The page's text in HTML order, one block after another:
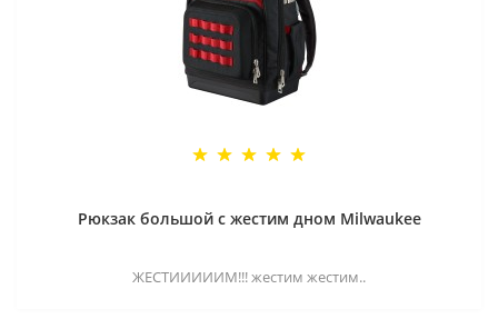
Рюкзак большой с жестим дном Milwaukee
ЖЕСТИИИИИМ!!! жестим жестим..